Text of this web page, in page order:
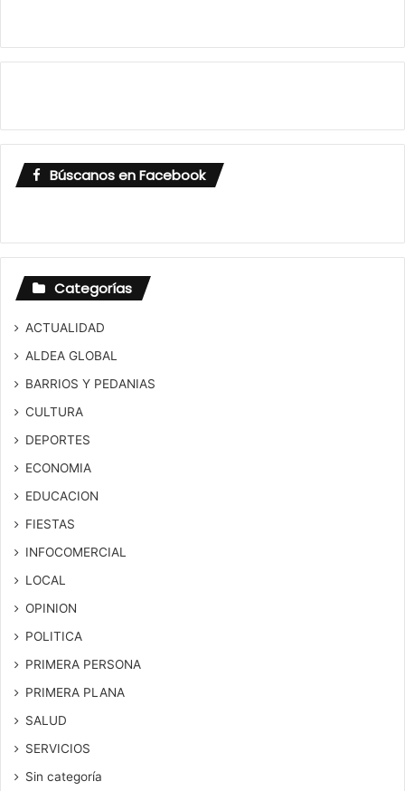
Búscanos en Facebook
Categorías
ACTUALIDAD
ALDEA GLOBAL
BARRIOS Y PEDANIAS
CULTURA
DEPORTES
ECONOMIA
EDUCACION
FIESTAS
INFOCOMERCIAL
LOCAL
OPINION
POLITICA
PRIMERA PERSONA
PRIMERA PLANA
SALUD
SERVICIOS
Sin categoría